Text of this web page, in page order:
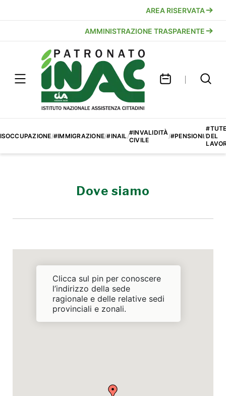
AREA RISERVATA
AMMINISTRAZIONE TRASPARENTE
/#IMMIGRAZIONE/#INAIL/#INVALIDITÀ
CIVILE
/#PENSIONI/DEL
Dove siamo
Clicca sul pin per conoscere
l’indirizzo della sede
ragionale e delle relative sedi
provinciali e zonali.